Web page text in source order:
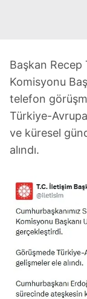
Başkan
Komisyonu
telefon
Türkiye-
ve küresel
alındı.